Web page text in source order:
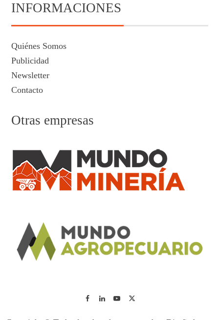
INFORMACIONES
Quiénes Somos
Publicidad
Newsletter
Contacto
Otras empresas